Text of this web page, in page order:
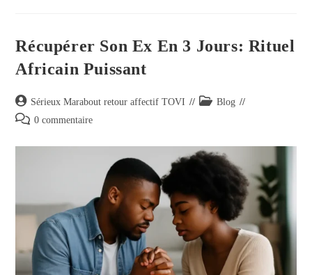
Récupérer Son Ex En 3 Jours: Rituel
Africain Puissant
Sérieux Marabout retour affectif TOVI
Blog
0 commentaire